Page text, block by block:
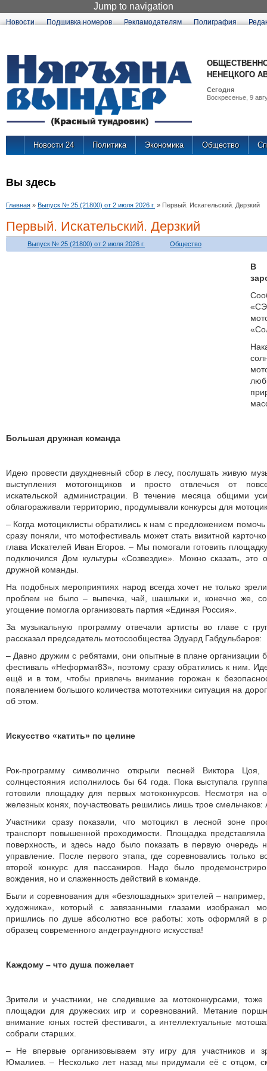
Jump to navigation
Новости Подшивка номеров Рекламодателям Полиграфия
НЕНЕЦКОГО
Сегодня
Воскресенье, 9
Новости 24 Политика Экономика Общество
Вы здесь
Главная » Выпуск № 25 (21800) от 2 июля 2026 г. » Первый. Искательский. Дерзкий
Первый. Искательский. Дерзкий
Выпуск № 25 (21800) от 2 июля 2026 г. Общество
В
Большая дружная команда
Идею провести двухдневный сбор в лесу, послушать живую
выступления мотогонщиков и просто отвлечься от
искательской администрации. В течение месяца общими
облагораживали территорию, продумывали конкурсы для
– Когда мотоциклисты обратились к нам с предложением
сразу поняли, что мотофестиваль может стать визитной
глава Искателей Иван Егоров. – Мы помогали готовить
подключился Дом культуры «Созвездие». Можно сказать,
дружной команды.
На подобных мероприятиях народ всегда хочет не только
проблем не было – выпечка, чай, шашлыки и, конечно же,
угощение помогла организовать партия «Единая Россия».
За музыкальную программу отвечали артисты во главе с
рассказал председатель мотосообщества Эдуард Габдульбаров:
– Давно дружим с ребятами, они опытные в плане организации
фестиваль «Неформат83», поэтому сразу обратились к ним.
ещё и в том, чтобы привлечь внимание горожан к
появлением большого количества мототехники ситуация на
об этом.
Искусство «катить» по целине
Рок-программу символично открыли песней Виктора
солнцестояния исполнилось бы 64 года. Пока выступала
готовили площадку для первых мотоконкурсов. Несмотря
железных конях, поучаствовать решились лишь трое
Участники сразу показали, что мотоцикл в лесной зоне
транспорт повышенной проходимости. Площадка
поверхность, и здесь надо было показать в первую очередь
управление. После первого этапа, где соревновались только
второй конкурс для пассажиров. Надо было
вождения, но и слаженность действий в команде.
Были и соревнования для «безлошадных» зрителей –
художника», который с завязанными глазами изображал
пришлись по душе абсолютно все работы: хоть оформляй в
образец современного андеграундного искусства!
Каждому – что душа пожелает
Зрители и участники, не следившие за мотоконкурсами,
площадки для дружеских игр и соревнований. Метание
внимание юных гостей фестиваля, а интеллектуальные
собрали старших.
– Не впервые организовываем эту игру для участников и
Юмалиев. – Несколько лет назад мы придумали её с отцом,